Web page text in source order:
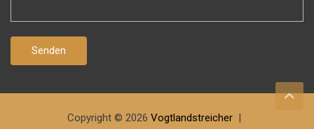
Copyright © 2026 Vogtlandstreicher